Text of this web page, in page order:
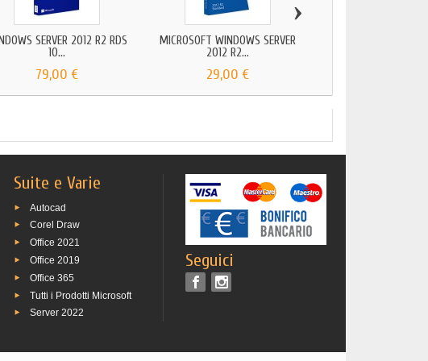
SERVER 2012 R2 RDS
10...
79,00 €
MICROSOFT WINDOWS SERVER
2012 R2...
29,00 €
›
Suite e Varie
Autocad
Corel Draw
Office 2021
Office 2019
Office 365
Tutti i Prodotti Microsoft
Server 2022
Seguici